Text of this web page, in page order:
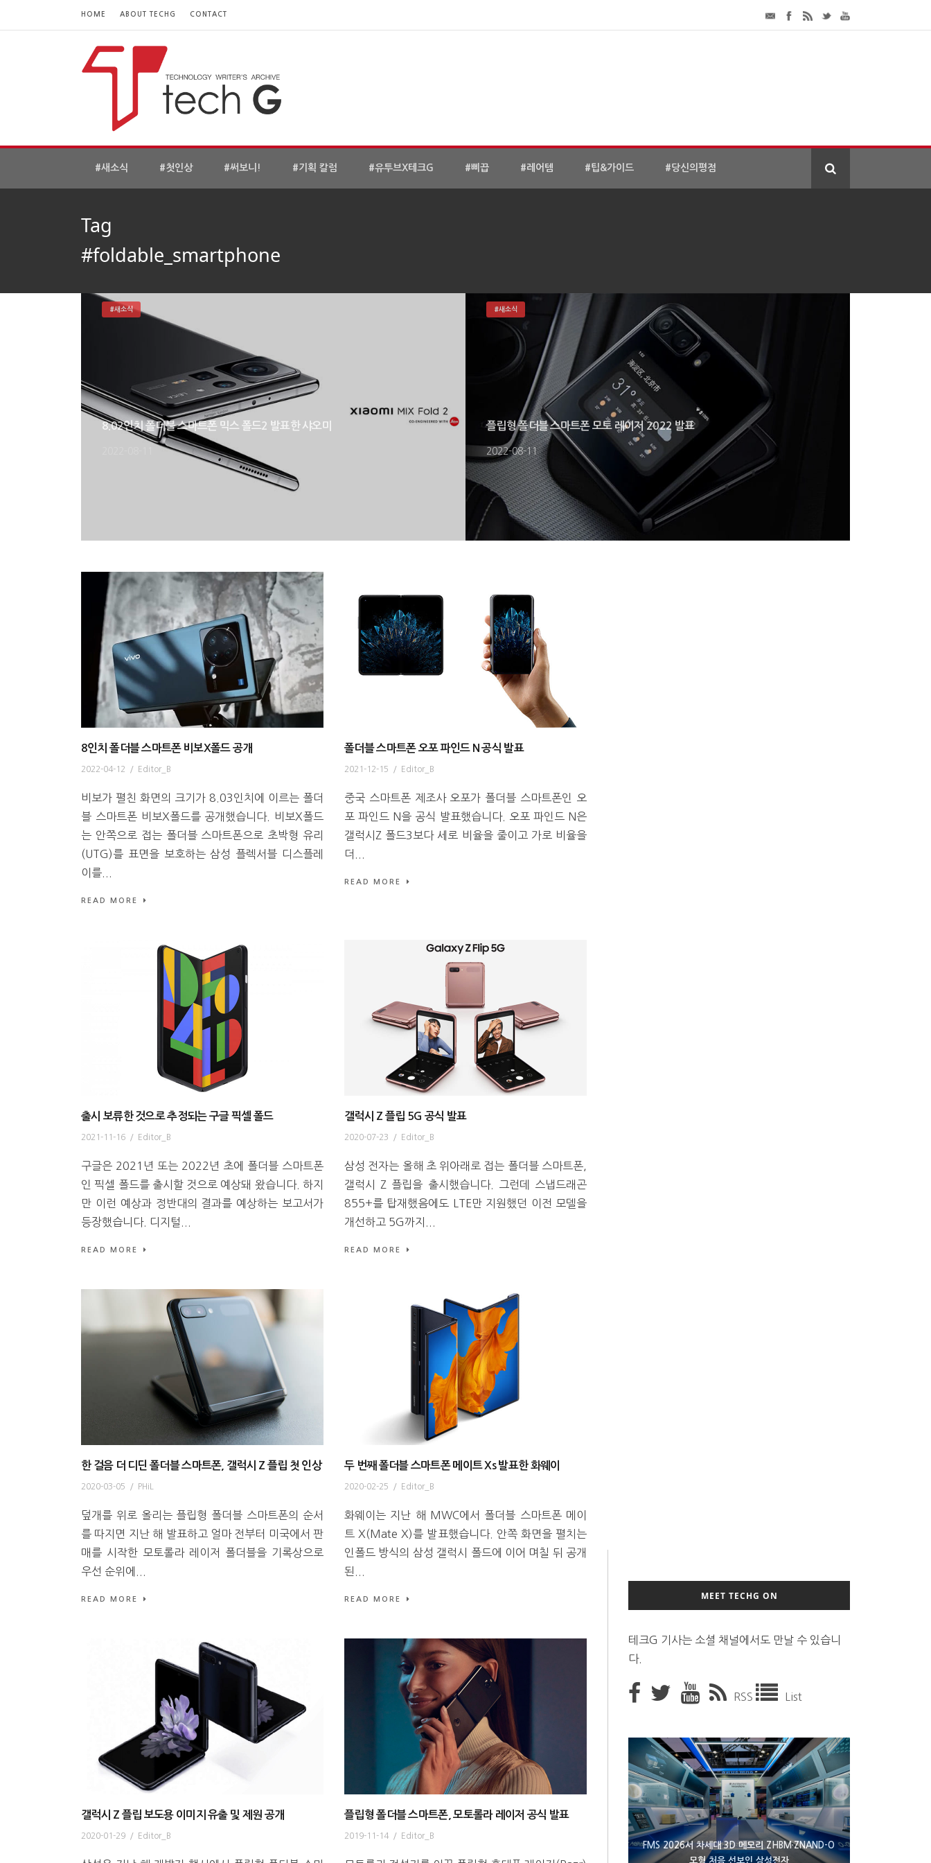
HOME ABOUT TECHG CONTACT
#새소식 #첫인상 #써보니! #기획 칼럼 #유투브X테크G #삐끕 #레어템 #팁&가이드 #당신의평점
Tag
#foldable_smartphone
8.02인치 폴더블 스마트폰 믹스 폴드2 발표한 샤오미
#새소식
플립형 폴더블 스마트폰 모토 레이저 2022 발표
2022-08-11
#새소식
8인치 폴더블 스마트폰 비보X폴드 공개
2022-04-12 / Editor_B
비보가 펼친 화면의 크기가 8.03인치에 이르는 폴더
블 스마트폰 비보X폴드를 공개했습니다. 비보X폴드
는 안쪽으로 접는 폴더블 스마트폰으로 초박형 유리
(UTG)를 표면을 보호하는 삼성 플렉서블 디스플레
이를...
READ MORE
폴더블 스마트폰 오포 파인드 N 공식 발표
2021-12-15 / Editor_B
중국 스마트폰 제조사 오포가 폴더블 스마트폰인 오
포 파인드 N을 공식 발표했습니다. 오포 파인드 N은
갤럭시Z 폴드3보다 세로 비율을 줄이고 가로 비율을
더...
READ MORE
출시 보류한 것으로 추정되는 구글 픽셀 폴드
2021-11-16 / Editor_B
구글은 2021년 또는 2022년 초에 폴더블 스마트폰
인 픽셀 폴드를 출시할 것으로 예상돼 왔습니다. 하지
만 이런 예상과 정반대의 결과를 예상하는 보고서가
등장했습니다. 디지털...
READ MORE
갤럭시 Z 플립 5G 공식 발표
2020-07-23 / Editor_B
삼성 전자는 올해 초 위아래로 접는 폴더블 스마트폰,
갤럭시 Z 플립을 출시했습니다. 그런데 스냅드래곤
855+를 탑재했음에도 LTE만 지원했던 이전 모델을
개선하고 5G까지...
READ MORE
한 걸음 더 디딘 폴더블 스마트폰, 갤럭시 Z 플립 첫 인상
2020-03-05 / PHiL
덮개를 위로 올리는 플립형 폴더블 스마트폰의 순서
를 따지면 지난 해 발표하고 얼마 전부터 미국에서 판
매를 시작한 모토롤라 레이저 폴더블을 기록상으로
우선 순위에...
READ MORE
두 번째 폴더블 스마트폰 메이트 Xs 발표한 화웨이
2020-02-25 / Editor_B
화웨이는 지난 해 MWC에서 폴더블 스마트폰 메이
트 X(Mate X)를 발표했습니다. 안쪽 화면을 펼치는
인폴드 방식의 삼성 갤럭시 폴드에 이어 며칠 뒤 공개
된...
READ MORE
갤럭시 Z 플립 보도용 이미지 유출 및 제원 공개
2020-01-29 / Editor_B
플립형 폴더블 스마트폰, 모토롤라 레이저 공식 발표
2019-11-14 / Editor_B
MEET TECHG ON
테크G 기사는 소셜 채널에서도 만날 수 있습니
다.
RSS List
FMS 2026서 차세대 3D 메모리 ZHBM·ZNAND-O
모형 처음 선보인 삼성전자
에이수스 구글북 ‘CX9406’ 제품 이미지 유출
XBOX 25주년 맞아 무료 선물 나누는 마이크로소프
트